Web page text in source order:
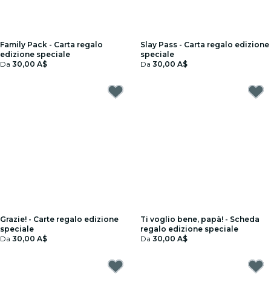
Family Pack - Carta regalo
edizione speciale
Da 30,00 A$
Slay Pass - Carta regalo edizione
speciale
Da 30,00 A$
Grazie! - Carte regalo edizione
speciale
Da 30,00 A$
Ti voglio bene, papà! - Scheda
regalo edizione speciale
Da 30,00 A$